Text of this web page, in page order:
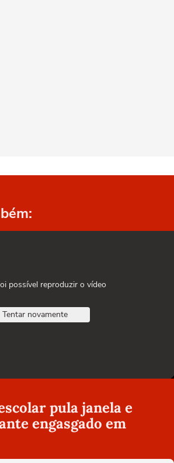
possível reproduzir o vídeo
Tentar novamente
pula janela e
engasgado em